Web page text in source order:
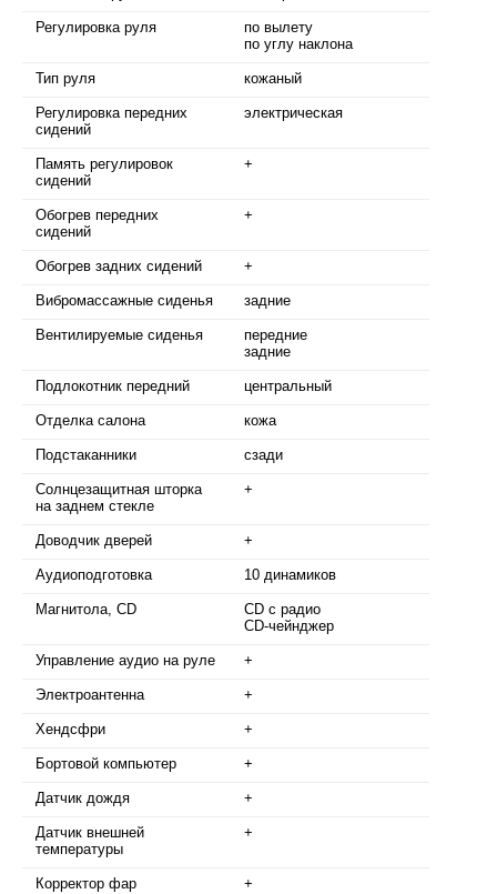
Регулировка руля
по вылету
по углу наклона
Тип руля кожаный
Регулировка передних
сидений
электрическая
Память регулировок
сидений
+
Обогрев передних
сидений
+
Обогрев задних сидений +
Вибромассажные сиденья задние
Вентилируемые сиденья
передние
задние
Подлокотник передний центральный
Отделка салона кожа
Подстаканники сзади
Солнцезащитная шторка
на заднем стекле
+
Доводчик дверей +
Аудиоподготовка 10 динамиков
Магнитола, CD
CD с радио
CD-чейнджер
Управление аудио на руле +
Электроантенна +
Хендсфри +
Бортовой компьютер +
Датчик дождя +
Датчик внешней
температуры
+
Корректор фар +